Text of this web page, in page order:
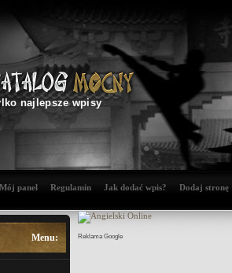
najlepsze wpisy
Mój panel Regulamin Jak dodać wpis? Dodaj stronę
Menu: Reklama Google